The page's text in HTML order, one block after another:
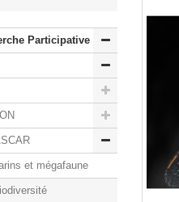
Participative
et mégafaune